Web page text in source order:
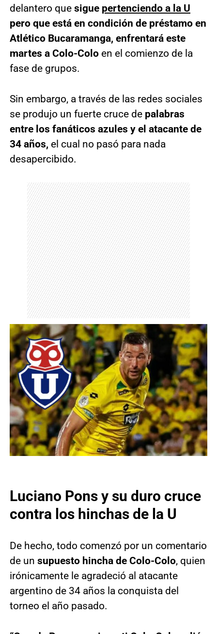
delantero que sigue pertenciendo a la U
pero que está en condición de préstamo en
Atlético Bucaramanga, enfrentará este
martes a Colo-Colo en el comienzo de la
fase de grupos.
Sin embargo, a través de las redes sociales
se produjo un fuerte cruce de palabras
entre los fanáticos azules y el atacante de
34 años, el cual no pasó para nada
desapercibido.
Luciano Pons y su duro cruce
contra los hinchas de la U
De hecho, todo comenzó por un comentario
de un supuesto hincha de Colo-Colo, quien
irónicamente le agradeció al atacante
argentino de 34 años la conquista del
torneo el año pasado.